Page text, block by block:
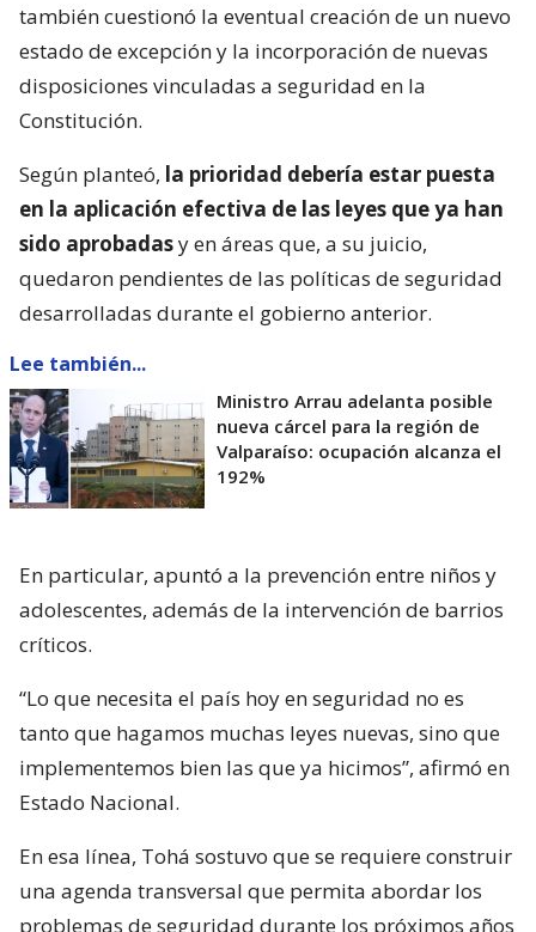
también cuestionó la eventual creación de un nuevo
estado de excepción y la incorporación de nuevas
disposiciones vinculadas a seguridad en la
Constitución.
Según planteó, la prioridad debería estar puesta
en la aplicación efectiva de las leyes que ya han
sido aprobadasy en áreas que, a su juicio,
quedaron pendientes de las políticas de seguridad
desarrolladas durante el gobierno anterior.
Lee también...
Ministro Arrau adelanta posible
nueva cárcel para la región de
Valparaíso: ocupación alcanza el
192%
En particular, apuntó a la prevención entre niños y
adolescentes, además de la intervención de barrios
críticos.
“Lo que necesita el país hoy en seguridad no es
tanto que hagamos muchas leyes nuevas, sino que
implementemos bien las que ya hicimos”, afirmó en
Estado Nacional.
En esa línea, Tohá sostuvo que se requiere construir
una agenda transversal que permita abordar los
problemas de seguridad durante los próximos años